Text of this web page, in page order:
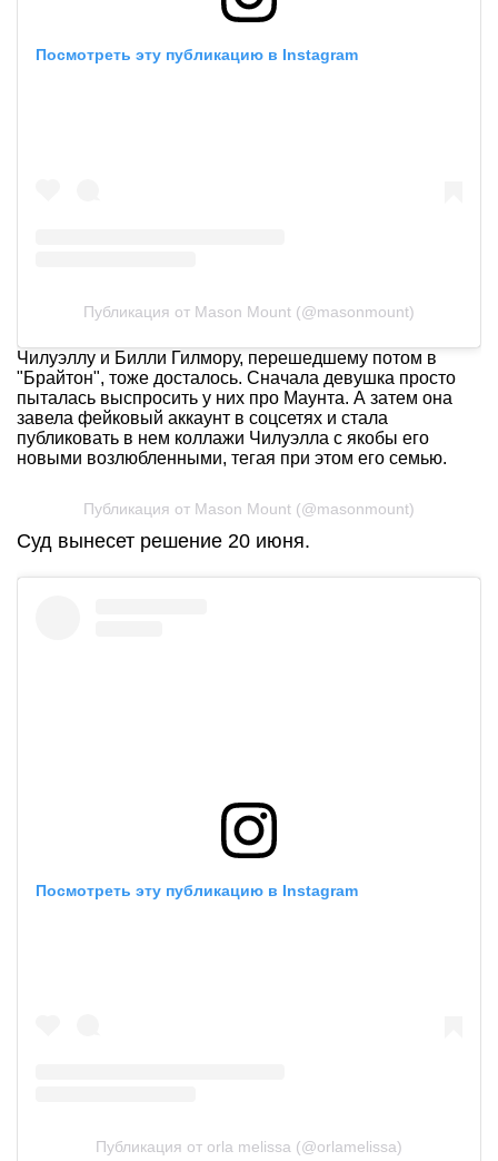
Посмотреть эту публикацию в Instagram
Публикация от Mason Mount (@masonmount)
Чилуэллу и Билли Гилмору, перешедшему потом в
"Брайтон", тоже досталось. Сначала девушка просто
пыталась выспросить у них про Маунта. А затем она
завела фейковый аккаунт в соцсетях и стала
публиковать в нем коллажи Чилуэлла с якобы его
новыми возлюбленными, тегая при этом его семью.
Публикация от Mason Mount (@masonmount)
Суд вынесет решение 20 июня.
Посмотреть эту публикацию в Instagram
Публикация от orla melissa (@orlamelissa)